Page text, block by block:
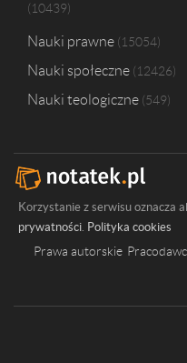
10439
Nauki prawne 15054
Nauki społeczne 12426
Nauki teologiczne 549
Korzystanie z serwisu oznacza
prywatności. Polityka cookies
Prawa autorskie